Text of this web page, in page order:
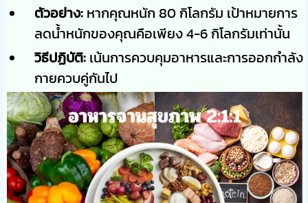
ตัวอย่าง: หากคุณหนัก 80 กิโลกรัม เป้าหมายการ
ลดน้ำหนักของคุณคือเพียง 4-6 กิโลกรัมเท่านั้น
วิธีปฏิบัติ: เน้นการควบคุมอาหารและการออกกำลัง
กายควบคู่กันไป